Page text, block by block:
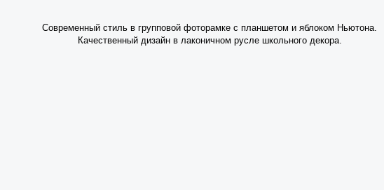
Современный стиль в групповой фоторамке с планшетом и яблоком Ньютона.
Качественный дизайн в лаконичном русле школьного декора.